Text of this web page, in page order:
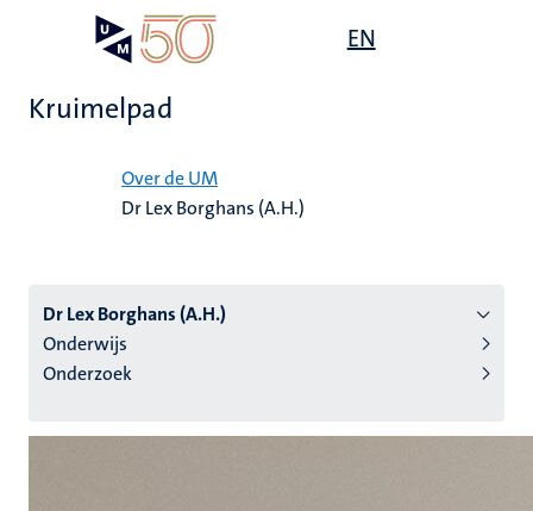
EN
Kruimelpad
Over de UM
Dr Lex Borghans (A.H.)
Dr Lex Borghans (A.H.)
Onderwijs
Onderzoek